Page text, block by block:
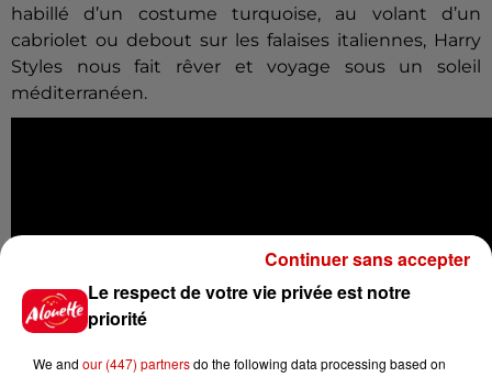
habillé d’un costume turquoise, au volant d’un
cabriolet ou debout sur les falaises italiennes, Harry
Styles nous fait rêver et voyage sous un soleil
méditerranéen.
Le respect de votre vie privée est notre
priorité
We and our (447) partnersdo the following data processing based on
Continuer sans accepter